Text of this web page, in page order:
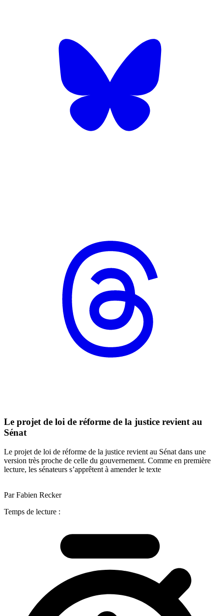
Le projet de loi de réforme de la justice revient au
Sénat
Le projet de loi de réforme de la justice revient au Sénat dans une
version très proche de celle du gouvernement. Comme en première
lecture, les sénateurs s’apprêtent à amender le texte
Par Fabien Recker
Temps de lecture :